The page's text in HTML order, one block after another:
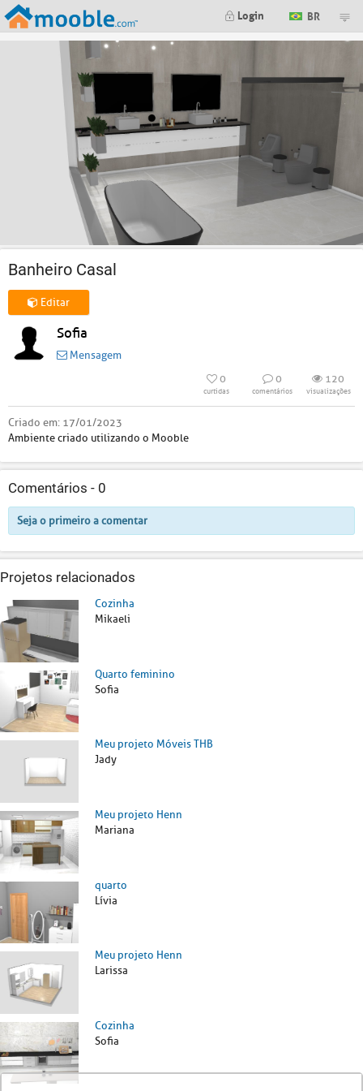
Login BR
Banheiro Casal
Editar
Sofia
Mensagem
0
curtidas
0
comentários
120
visualizações
Criado em: 17/01/2023
Ambiente criado utilizando o Mooble
Comentários - 0
Seja o primeiro a comentar
Projetos relacionados
Cozinha
Mikaeli
Quarto feminino
Sofia
Meu projeto Móveis THB
Jady
Meu projeto Henn
Mariana
quarto
Lívia
Meu projeto Henn
Larissa
Cozinha
Sofia